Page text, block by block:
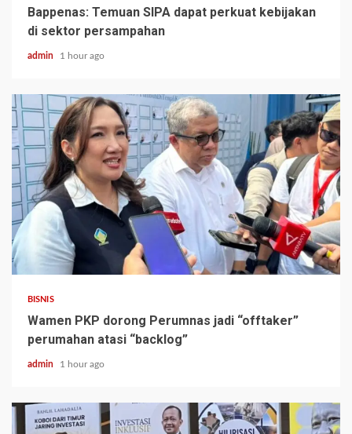
Bappenas: Temuan SIPA dapat perkuat kebijakan
di sektor persampahan
admin 1 hour ago
BISNIS
Wamen PKP dorong Perumnas jadi “offtaker”
perumahan atasi “backlog”
admin 1 hour ago